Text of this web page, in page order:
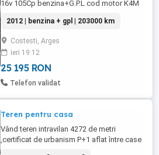
16v 105Cp benzina+G.P.L cod motor K4M
Rapoarte de viteza. 2. Echipare: mașina
vine cu nivelu de echipare Laureate cu
pachetu exterior Pack Look. Exterior:
Oglinzi retrovizoare în nuanța argintie.
Bare de plafon longitudinale. ...
2012 | benzina + gpl | 203000 km
Costesti, Arges
ieri 19:12
25 195 RON
Telefon validat
Teren pentru casa
Vând teren intravilan 4272 de metri
,certificat de urbanism P+1 aflat între case